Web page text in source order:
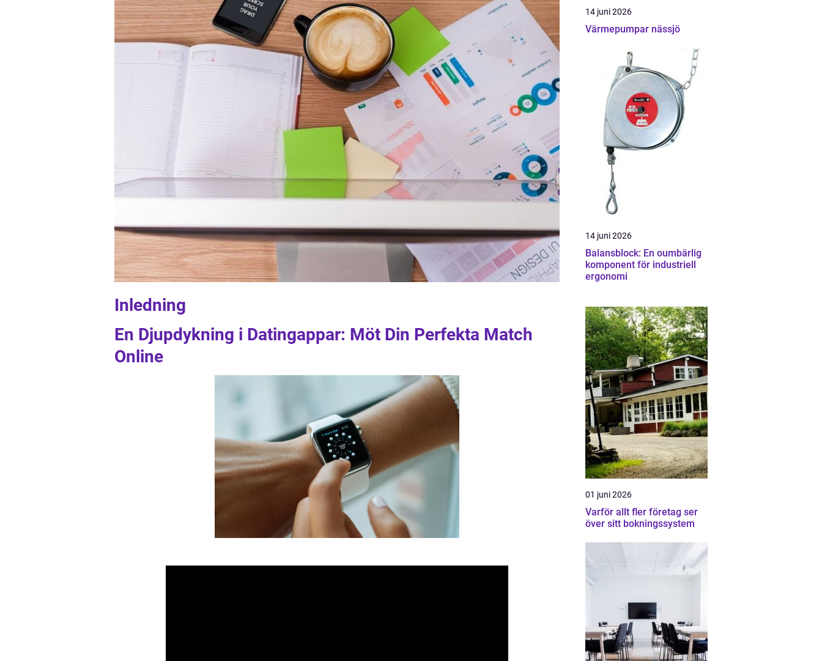
Inledning
En Djupdykning i Datingappar: Möt Din Perfekta Match
Online
14 juni 2026
Värmepumpar nässjö
14 juni 2026
Balansblock: En oumbärlig
komponent för industriell
ergonomi
01 juni 2026
Varför allt fler företag ser
över sitt bokningssystem